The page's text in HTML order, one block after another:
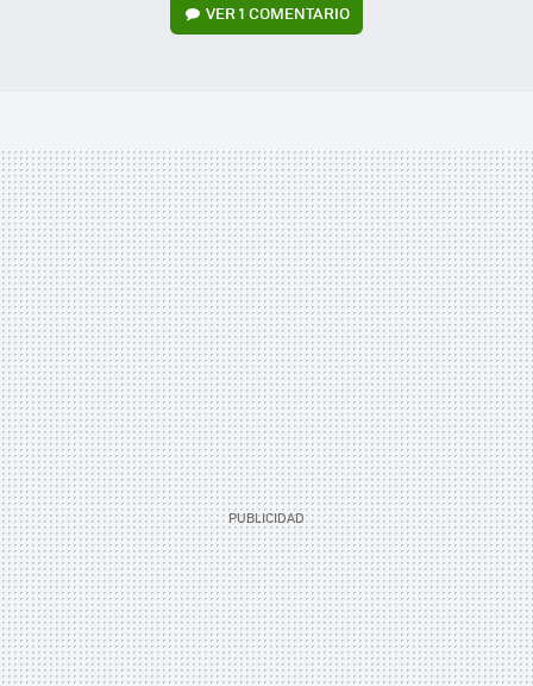
VER1 COMENTARIO